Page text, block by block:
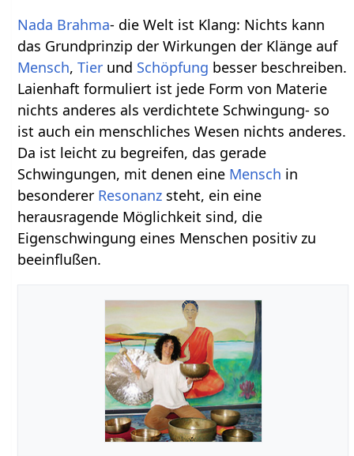
Nada Brahma- die Welt ist Klang: Nichts kann
das Grundprinzip der Wirkungen der Klänge auf
Mensch,Tier und Schöpfung besser beschreiben.
Laienhaft formuliert ist jede Form von Materie
nichts anderes als verdichtete Schwingung- so
ist auch ein menschliches Wesen nichts anderes.
Da ist leicht zu begreifen, das gerade
Schwingungen, mit denen eine Mensch in
besonderer Resonanz steht, ein eine
herausragende Möglichkeit sind, die
Eigenschwingung eines Menschen positiv zu
beeinflußen.